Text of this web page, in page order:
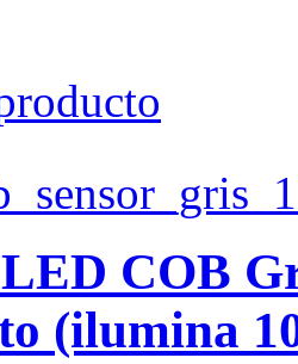
COB
(ilumina